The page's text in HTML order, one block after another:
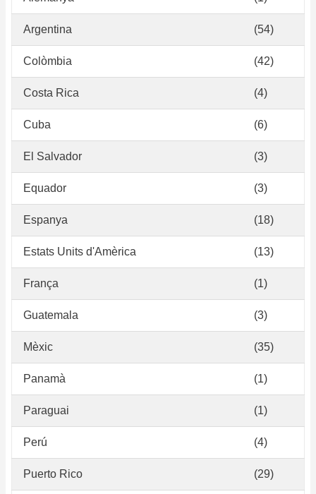
Argentina (54)
Colòmbia (42)
Costa Rica (4)
Cuba (6)
El Salvador (3)
Equador (3)
Espanya (18)
Estats Units d'Amèrica (13)
França (1)
Guatemala (3)
Mèxic (35)
Panamà (1)
Paraguai (1)
Perú (4)
Puerto Rico (29)